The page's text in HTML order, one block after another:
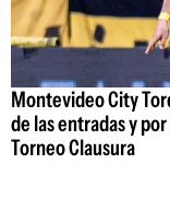
Montevideo City
de las entradas y
Torneo Clausura